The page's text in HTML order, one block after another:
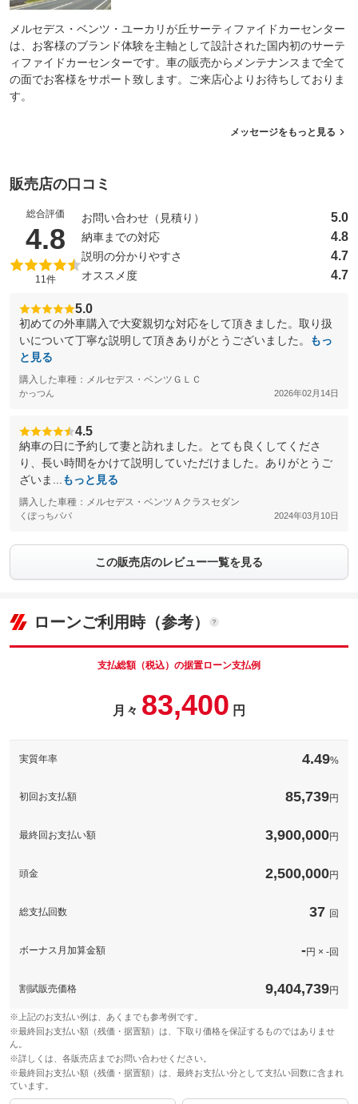
メルセデス・ベンツ・ユーカリが丘サーティファイドカーセンター
は、お客様のブランド体験を主軸として設計された国内初のサーテ
ィファイドカーセンターです。車の販売からメンテナンスまで全て
の面でお客様をサポート致します。ご来店心よりお待ちしておりま
す。
メッセージをもっと見る
販売店の口コミ
総合評価
4.8 （5点満点中）
11件
お問い合わせ（見積り） 5.0
納車までの対応 4.8
説明の分かりやすさ 4.7
オススメ度 4.7
5.0
初めての外車購入で大変親切な対応をして頂きました。取り扱
いについて丁寧な説明して頂きありがとうございました。
もっ
と見る
購入した車種：メルセデス・ベンツＧＬＣ
かっつん 2026年02月14日
4.5
納車の日に予約して妻と訪れました。とても良くしてくださ
り、長い時間をかけて説明していただけました。ありがとうご
ざいま...
もっと見る
購入した車種：メルセデス・ベンツＡクラスセダン
くぽっちパパ 2024年03月10日
この販売店のレビュー一覧を見る
ローンご利用時（参考）
支払総額（税込）の据置ローン支払例
月々 83,400 円
実質年率 4.49%
初回お支払額 85,739円
最終回お支払い額 3,900,000円
頭金 2,500,000円
総支払回数 37 回
ボーナス月加算金額 -円 × -回
割賦販売価格 9,404,739円
※上記のお支払い例は、あくまでも参考例です。
※最終回お支払い額（残価・据置額）は、下取り価格を保証するものではありませ
ん。
※詳しくは、各販売店までお問い合わせください。
※最終回お支払い額（残価・据置額）は、最終お支払い分として支払い回数に含まれ
ています。